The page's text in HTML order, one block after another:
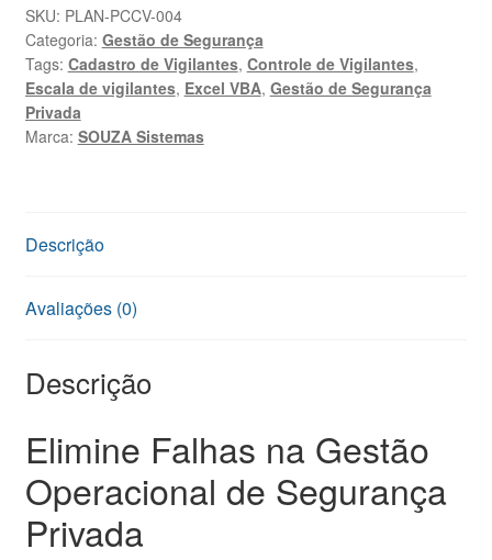
Controle
de
Vigilantes
em
Excel
VBA
SKU: PLAN-PCCV-004
Categoria: Gestão de Segurança
Tags: Cadastro de Vigilantes, Controle de Vigilantes,
Escala de vigilantes, Excel VBA, Gestão de Segurança
Privada
Marca: SOUZA Sistemas
Descrição
Avaliações (0)
Descrição
Elimine Falhas na Gestão
Operacional de Segurança
Privada